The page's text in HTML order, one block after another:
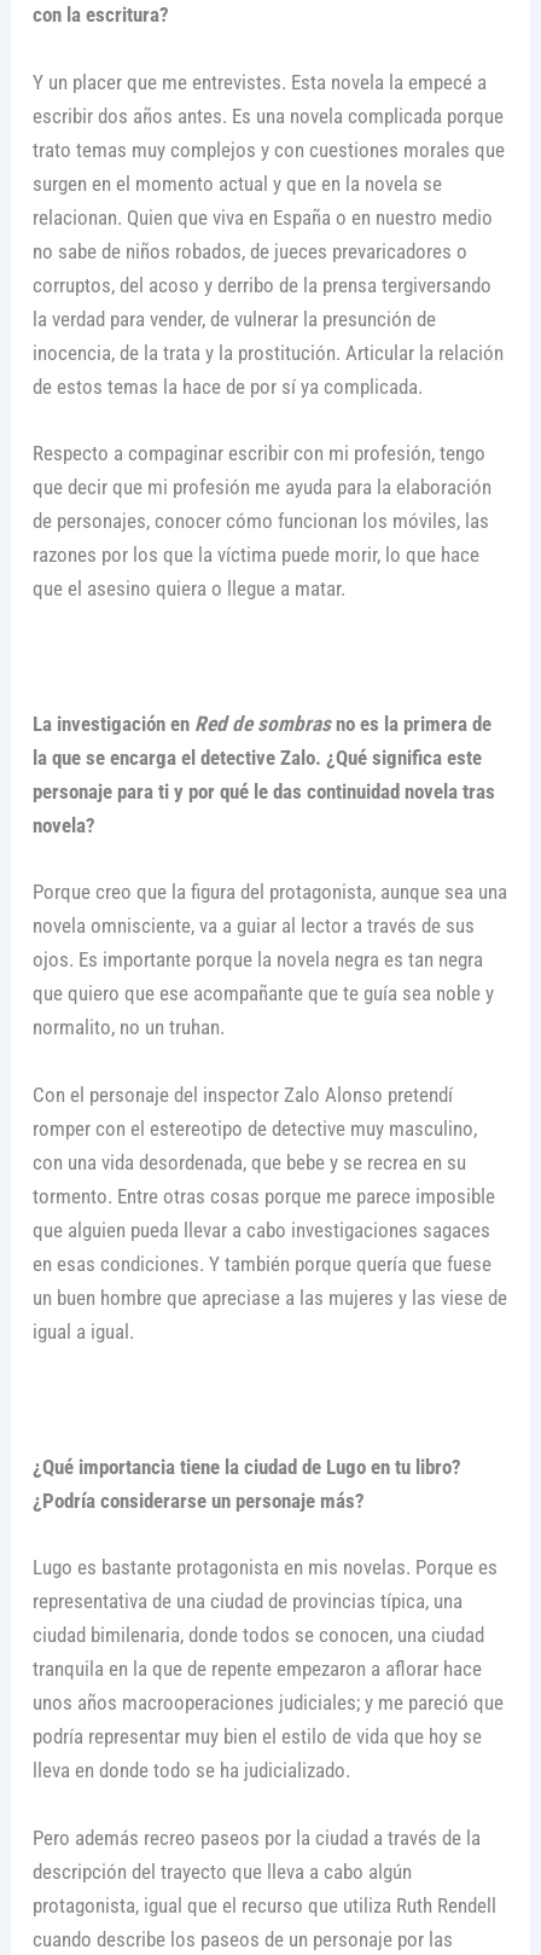
con la escritura?
Y un placer que me entrevistes. Esta novela la empecé a
escribir dos años antes. Es una novela complicada porque
trato temas muy complejos y con cuestiones morales que
surgen en el momento actual y que en la novela se
relacionan. Quien que viva en España o en nuestro medio
no sabe de niños robados, de jueces prevaricadores o
corruptos, del acoso y derribo de la prensa tergiversando
la verdad para vender, de vulnerar la presunción de
inocencia, de la trata y la prostitución. Articular la relación
de estos temas la hace de por sí ya complicada.
Respecto a compaginar escribir con mi profesión, tengo
que decir que mi profesión me ayuda para la elaboración
de personajes, conocer cómo funcionan los móviles, las
razones por los que la víctima puede morir, lo que hace
que el asesino quiera o llegue a matar.
La investigación en Red de sombrasno es la primera de
la que se encarga el detective Zalo. ¿Qué significa este
personaje para ti y por qué le das continuidad novela tras
novela?
Porque creo que la figura del protagonista, aunque sea una
novela omnisciente, va a guiar al lector a través de sus
ojos. Es importante porque la novela negra es tan negra
que quiero que ese acompañante que te guía sea noble y
normalito, no un truhan.
Con el personaje del inspector Zalo Alonso pretendí
romper con el estereotipo de detective muy masculino,
con una vida desordenada, que bebe y se recrea en su
tormento. Entre otras cosas porque me parece imposible
que alguien pueda llevar a cabo investigaciones sagaces
en esas condiciones. Y también porque quería que fuese
un buen hombre que apreciase a las mujeres y las viese de
igual a igual.
¿Qué importancia tiene la ciudad de Lugo en tu libro?
¿Podría considerarse un personaje más?
Lugo es bastante protagonista en mis novelas. Porque es
representativa de una ciudad de provincias típica, una
ciudad bimilenaria, donde todos se conocen, una ciudad
tranquila en la que de repente empezaron a aflorar hace
unos años macrooperaciones judiciales; y me pareció que
podría representar muy bien el estilo de vida que hoy se
lleva en donde todo se ha judicializado.
Pero además recreo paseos por la ciudad a través de la
descripción del trayecto que lleva a cabo algún
protagonista, igual que el recurso que utiliza Ruth Rendell
cuando describe los paseos de un personaje por las